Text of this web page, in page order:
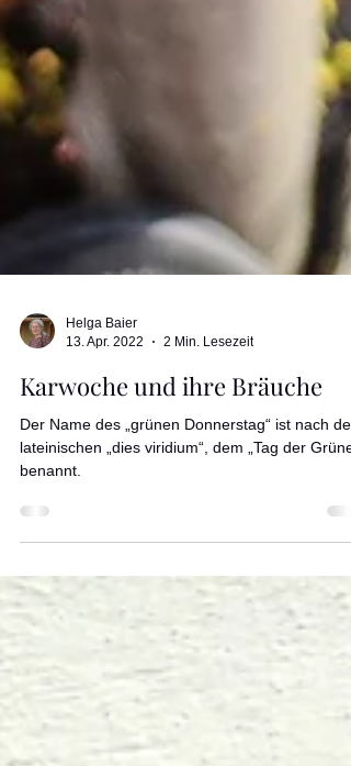
Helga Baier
13. Apr. 2022
2 Min. Lesezeit
Karwoche und ihre Bräuche
Der Name des „grünen Donnerstag“ ist nach